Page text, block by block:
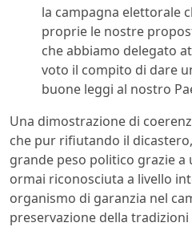
la campagna elettorale
proprie le nostre
che abbiamo delegato
voto il compito di dare
buone leggi al nostro
Una dimostrazione di
che pur rifiutando il
grande peso politico grazie a
ormai riconosciuta a livello
organismo di garanzia nel
preservazione della